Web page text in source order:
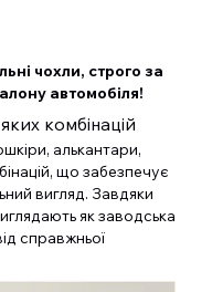
чохли, строго за
автомобіля!
комбінацій
алькантари,
що забезпечує
вигляд. Завдяки
як заводська
справжньої